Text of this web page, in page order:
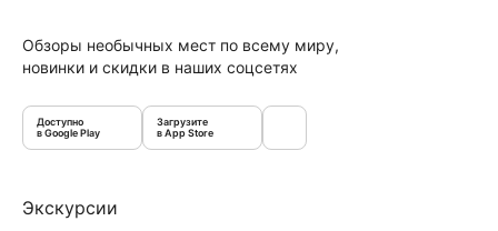
Обзоры необычных мест по всему миру,
новинки и скидки в наших соцсетях
Доступно
в Google Play
Загрузите
в App Store
Экскурсии